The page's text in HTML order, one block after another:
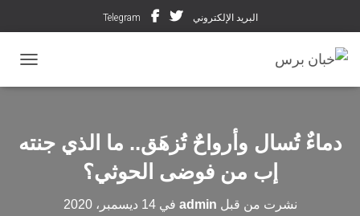
البريد الإلكتروني Telegram
دماءٌ تُسال وأرواحٌ تُزهَق.. ما الذي جنته
إب من فوضى الحوثي؟
نشرت من قبل admin في14 ديسمبر، 2020